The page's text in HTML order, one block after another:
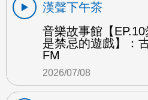
漢聲下午茶
音樂故事館【
是禁忌的遊戲】：
FM
2026/07/08